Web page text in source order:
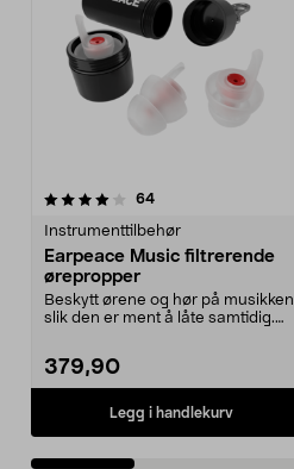
64anmeldelser
Instrumenttilbehør
Earpeace Music filtrerende
ørepropper
Beskytt ørene og hør på musikken
slik den er ment å låte samtidig.
379,90
Legg i handlekurv
4.5 av 5 stjerner